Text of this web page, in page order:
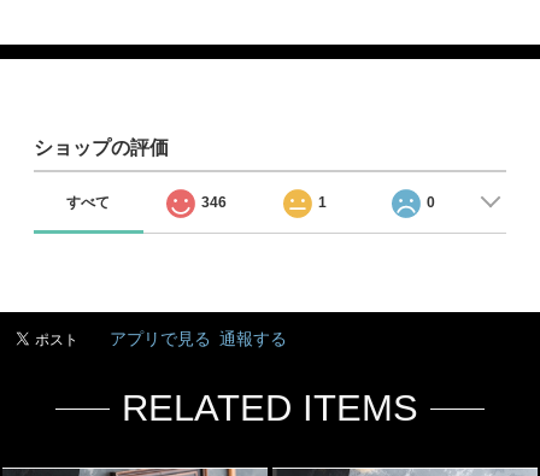
ショップの評価
すべて 346 1 0
アプリで見る 通報する
RELATED ITEMS